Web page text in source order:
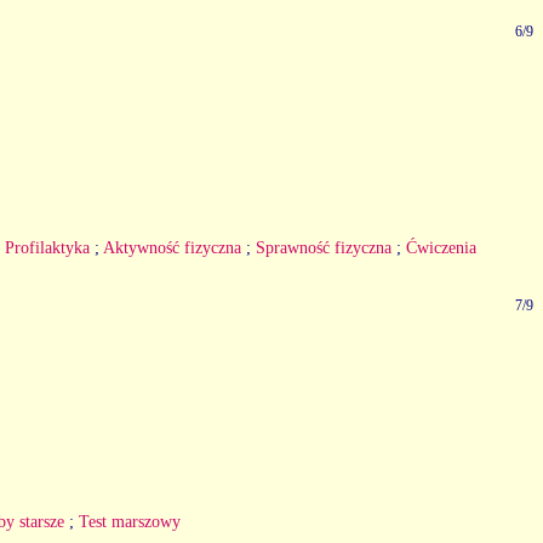
6/9
Profilaktyka ; Aktywność fizyczna ; Sprawność fizyczna ; Ćwiczenia
7/9
starsze ; Test marszowy